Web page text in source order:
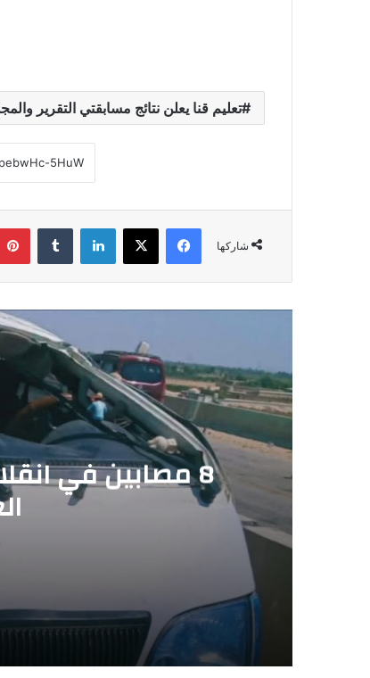
تعليم قنا يعلن نتائج مسابقتي التقرير
شاركها
فيسبوك لينكدإن
8 مصابين في
2026-08-06